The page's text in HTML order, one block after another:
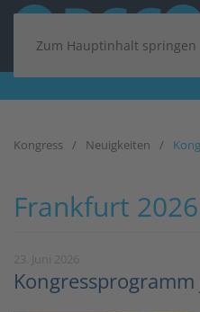
Zum Hauptinhalt springen
Kongress Neuigkeiten
Frankfurt 2026